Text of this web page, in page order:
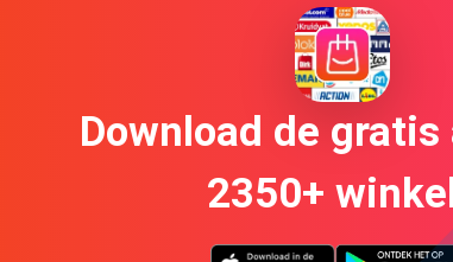
Download de
2350+